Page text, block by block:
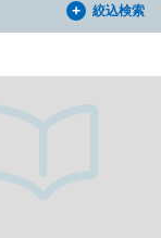
絞込検索